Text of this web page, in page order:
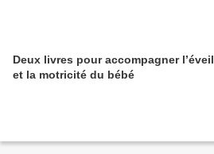
Deux livres pour accompagner l’éveil
et la motricité du bébé